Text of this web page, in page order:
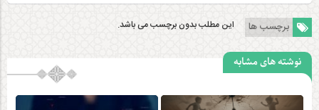
برچسب ها این مطلب بدون برچسب می باشد.
نوشته های مشابه